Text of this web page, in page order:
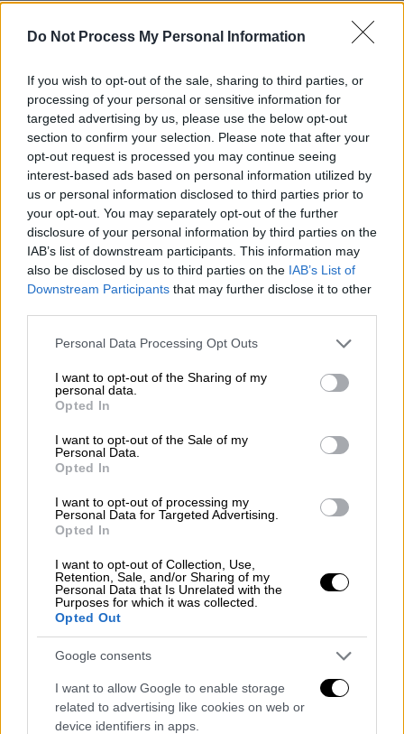
Do Not Process My Personal Information
If you wish to opt-out of the sale, sharing to third parties, or
processing of your personal or sensitive information for
targeted advertising by us, please use the below opt-out
section to confirm your selection. Please note that after your
opt-out request is processed you may continue seeing
interest-based ads based on personal information utilized by
us or personal information disclosed to third parties prior to
your opt-out. You may separately opt-out of the further
disclosure of your personal information by third parties on the
IAB’s list of downstream participants. This information may
also be disclosed by us to third parties on the IAB’s List of
Downstream Participants that may further disclose it to other
Please note that this website/app uses one or more Google
not limited to your visit or usage behaviour. You may click to
grant or deny consent to Google and its third-party tags to
use your data for below specified purposes in below Google
consent section.
Personal Data Processing Opt Outs
I want to opt-out of the Sharing of my
personal data.
Opted In
I want to opt-out of the Sale of my
Personal Data.
Opted In
I want to opt-out of processing my
Personal Data for Targeted Advertising.
Opted In
I want to opt-out of Collection, Use,
Retention, Sale, and/or Sharing of my
Personal Data that Is Unrelated with the
Purposes for which it was collected.
Opted Out
Google consents
I want to allow Google to enable storage
related to advertising like cookies on web or
device identifiers in apps.
Πριν από λίγες ημέρες οΤούρκος υπουργός
Ενέργειας, Φατίχ Ντονμέζ, είχε δηλώσει ότι
σε λίγες ημέρες το «Γιαβούζ» θα ξεκινήσει
τη γεώτρησή του σε νέα τοποθεσία, την
οποία, όμως, δεν είχε προσδιορίσει.
Τηδέσμευση της τεμαχίου 7τηςκυπριακής
ΑΟΖανακοίνωσε με Navtex η Τουρκία,
προκειμένου να διεξάγει γεώτρηση το
γεωτρύπανο «Γιαβούζ», το οποίο νωρίτερα
σήμερα εμφανίζονταν στη διεθνή
ιστοσελίδα Marinetraffic να κατευθύνεται
δυτικά της Κύπρου και ανοιχτά της Πάφου.
Σύμφωνα με την οδηγία προς
ναυτιλλομένους που εκδόθηκε από τον
σταθμό της Αττάλειας, η Τουρκία δεσμεύει
το τεμάχιο 7 από τις 6 Οκτωβρίου μέχρι τις
10 Ιανουαρίου 2020. Tο συγκεκριμένο
τεμάχιο έχει παραχωρηθεί από την Κυπριακή
Δημοκρατία στην κοινοπραξία των εταιριών
Πριν από λίγες ημέρες, ο εκπρόσωπος του
αμφισβητήσει τη δικαιοδοσία της Κύπρου
στο εν λόγω τεμάχιο, ισχυρισμό που
μετέφερε στα Ηνωμένα Έθνη και ο μόνιμος
αντιπρόσωπος της Τουρκίας, ενώ σήμερα
προχωρώντας ένα βήμα παραπέρα δεσμεύει
την περιοχή για δική της γεώτρηση μέχρι
τον Ιανουάριο.